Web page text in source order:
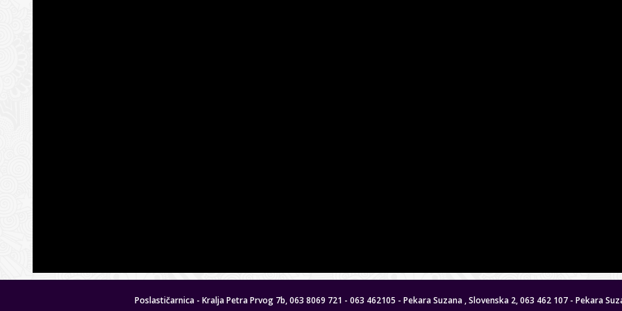
Poslastičarnica - Kralja Petra Prvog 7b, 063 8069 721 - 063 462105 - Pekara Suzana , Slovenska 2, 063 462 107 - Pekara